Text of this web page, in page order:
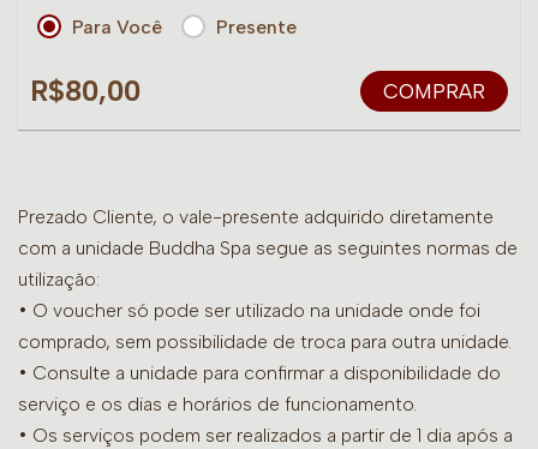
Para Você Presente
R$80,00 COMPRAR
Prezado Cliente, o vale-presente adquirido diretamente
com a unidade Buddha Spa segue as seguintes normas de
utilização:
• O voucher só pode ser utilizado na unidade onde foi
comprado, sem possibilidade de troca para outra unidade.
• Consulte a unidade para confirmar a disponibilidade do
serviço e os dias e horários de funcionamento.
• Os serviços podem ser realizados a partir de 1 dia após a